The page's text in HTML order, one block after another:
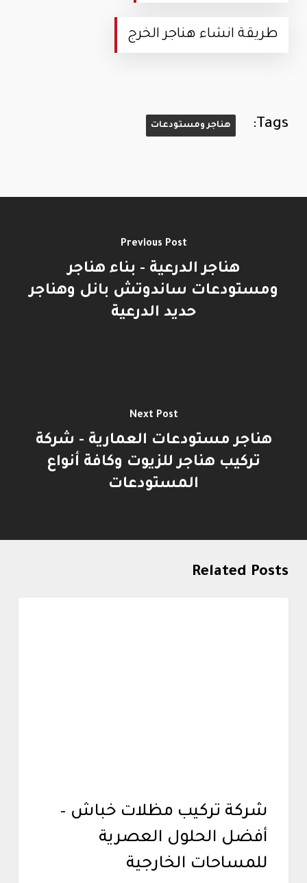
طريقة انشاء هناجر الخرج
Tags: هناجر ومستودعات
Previous Post
هناجر الدرعية - بناء هناجر
ومستودعات ساندوتش بانل وهناجر
حديد الدرعية
Next Post
هناجر مستودعات العمارية - شركة
تركيب هناجر للزيوت وكافة أنواع
المستودعات
Related Posts
شركة تركيب مظلات خباش –
أفضل الحلول العصرية
للمساحات الخارجية